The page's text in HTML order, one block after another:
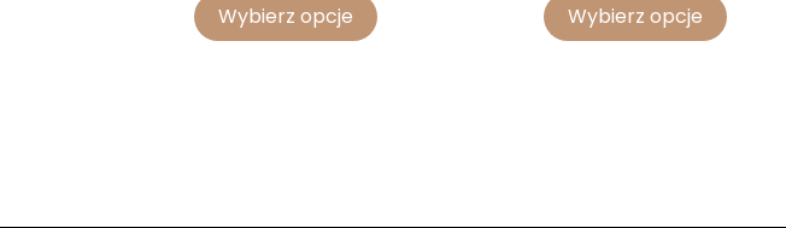
Wybierz opcje Wybierz opcje